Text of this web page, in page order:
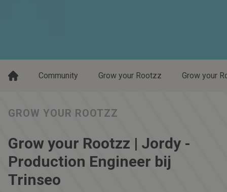
Community Grow your Rootzz Grow your
GROW YOUR ROOTZZ
Grow your Rootzz | Jordy -
Production Engineer bij
Trinseo